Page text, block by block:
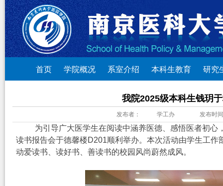
首页 学院概况 系室介绍 本科生教育 研究
我院2025级本科生钱玥
发布者： 学工办 发布时
为引导广大医学生在阅读中涵养医德、感悟医者初心
读书报告会于德馨楼D201顺利举办。本次活动由学生工作
动爱读书、读好书、善读书的校园风尚蔚然成风。